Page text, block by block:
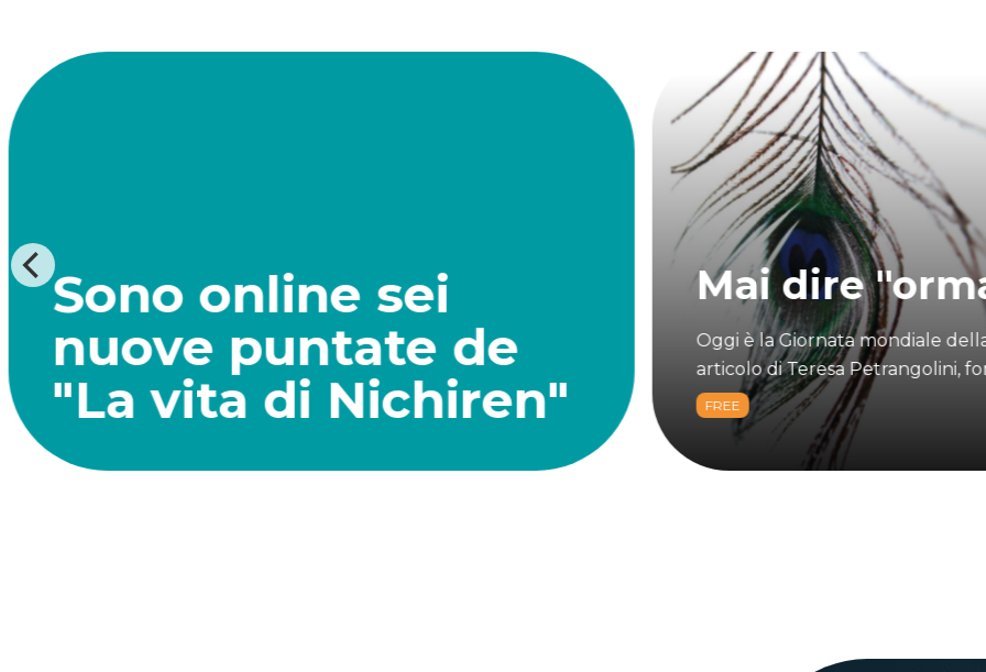
Mai dire "ormai"
Oggi è la Giornata mondiale della salute. Rileggiamo questo
articolo di Teresa Petrangolini, fondatrice di Cittadinanzattiva
Nelson
sole della
In occasione della Giornata
discriminazioni, rileggiamo
AUDIO FREE